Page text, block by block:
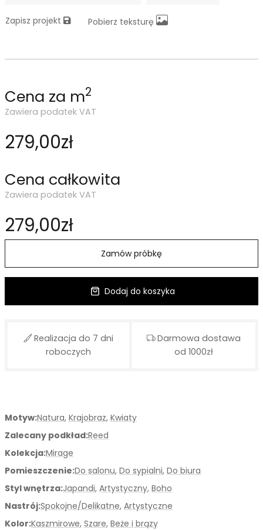
Motyw:Natura, Krajobraz, Kwiaty
Zalecany podkład:Reed
Kolekcja:Mirage
Pomieszczenie:Do salonu, Do sypialni, Do biura
Styl wnętrza:Japandi, Artystyczny, Boho
Nastrój:Spokojne/Delikatne, Artystyczne
Kolor:Kaszmirowe, Szare, Beże i brązy
Zapisz projekt Pobierz teksturę
Cena za m2
Zawiera podatek VAT
279,00zł
Cena całkowita
Zawiera podatek VAT
279,00zł
Zamów próbkę
Dodaj do koszyka
Realizacja do 7 dni
roboczych
Darmowa dostawa
od 1000zł